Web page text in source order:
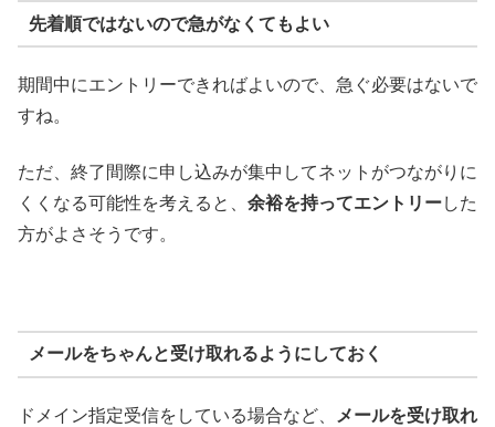
先着順ではないので急がなくてもよい
期間中にエントリーできればよいので、急ぐ必要はないで
すね。
ただ、終了間際に申し込みが集中してネットがつながりに
くくなる可能性を考えると、 余裕を持ってエントリーした
方がよさそうです。
メールをちゃんと受け取れるようにしておく
ドメイン指定受信をしている場合など、
メールを受け取れ